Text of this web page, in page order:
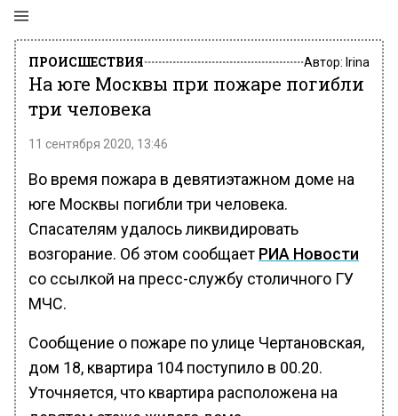
ПРОИСШЕСТВИЯ Автор: Irina
На юге Москвы при пожаре погибли
три человека
11 сентября 2020, 13:46
Во время пожара в девятиэтажном доме на
юге Москвы погибли три человека.
Спасателям удалось ликвидировать
возгорание. Об этом сообщает РИА Новости
со ссылкой на пресс-службу столичного ГУ
МЧС.
Сообщение о пожаре по улице Чертановская,
дом 18, квартира 104 поступило в 00.20.
Уточняется, что квартира расположена на